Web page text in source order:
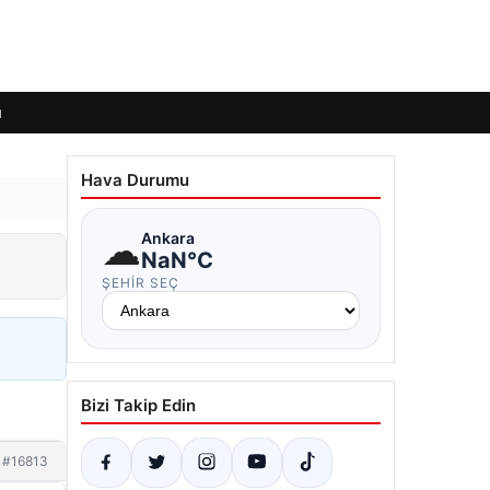
#16813
Hava Durumu
☁Ankara
NaN°C
ŞEHIR SEÇ
Bizi Takip Edin